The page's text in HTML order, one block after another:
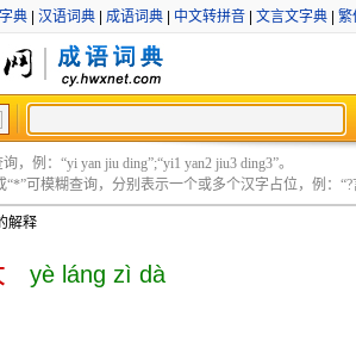
典| 汉语词典| 成语词典| 中文转拼音| 文言文字典| 繁
，例：“yi yan jiu ding”;“yi1 yan2 jiu3 ding3”。
“*”可模糊查询，分别表示一个或多个汉字占位，例：“?
解释
yè láng zì dà